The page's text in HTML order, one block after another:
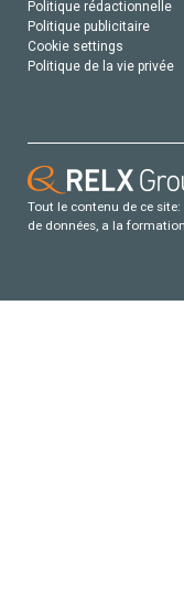
Politique rédactionnelle
Politique publicitaire
Cookie settings
Politique de la vie privée
Tout le contenu de ce
de données, a la